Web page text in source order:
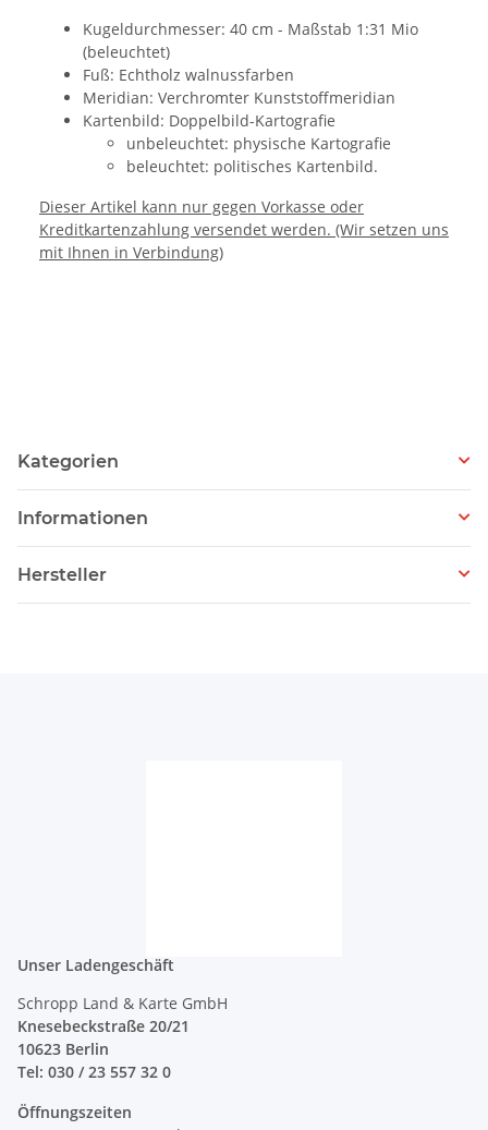
Kugeldurchmesser: 40 cm - Maßstab 1:31 Mio
(beleuchtet)
Fuß: Echtholz walnussfarben
Meridian: Verchromter Kunststoffmeridian
Kartenbild: Doppelbild-Kartografie
unbeleuchtet: physische Kartografie
beleuchtet: politisches Kartenbild.
Dieser Artikel kann nur gegen Vorkasse oder
Kreditkartenzahlung versendet werden. (Wir setzen uns
mit Ihnen in Verbindung)
Kategorien
Informationen
Hersteller
Unser Ladengeschäft
Schropp Land & Karte GmbH
Knesebeckstraße 20/21
10623 Berlin
Tel: 030 / 23 557 32 0
Öffnungszeiten